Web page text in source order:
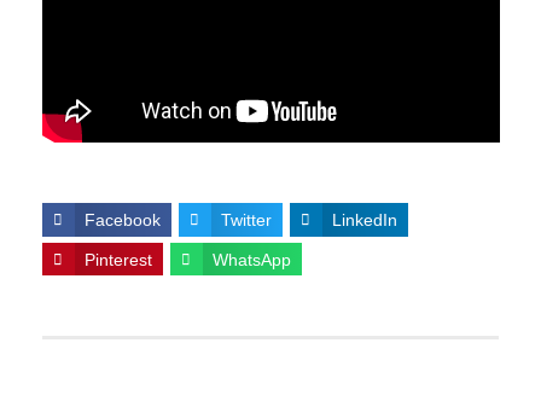
Facebook Twitter LinkedIn
Pinterest WhatsApp